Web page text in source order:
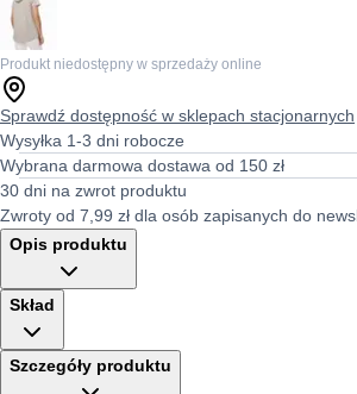
Produkt niedostępny w sprzedaży online
Sprawdź dostępność w sklepach stacjonarnych
Wysyłka 1-3 dni robocze
Wybrana darmowa dostawa od 150 zł
30 dni na zwrot produktu
Zwroty od 7,99 zł dla osób zapisanych do
Opis produktu
Skład
Szczegóły produktu